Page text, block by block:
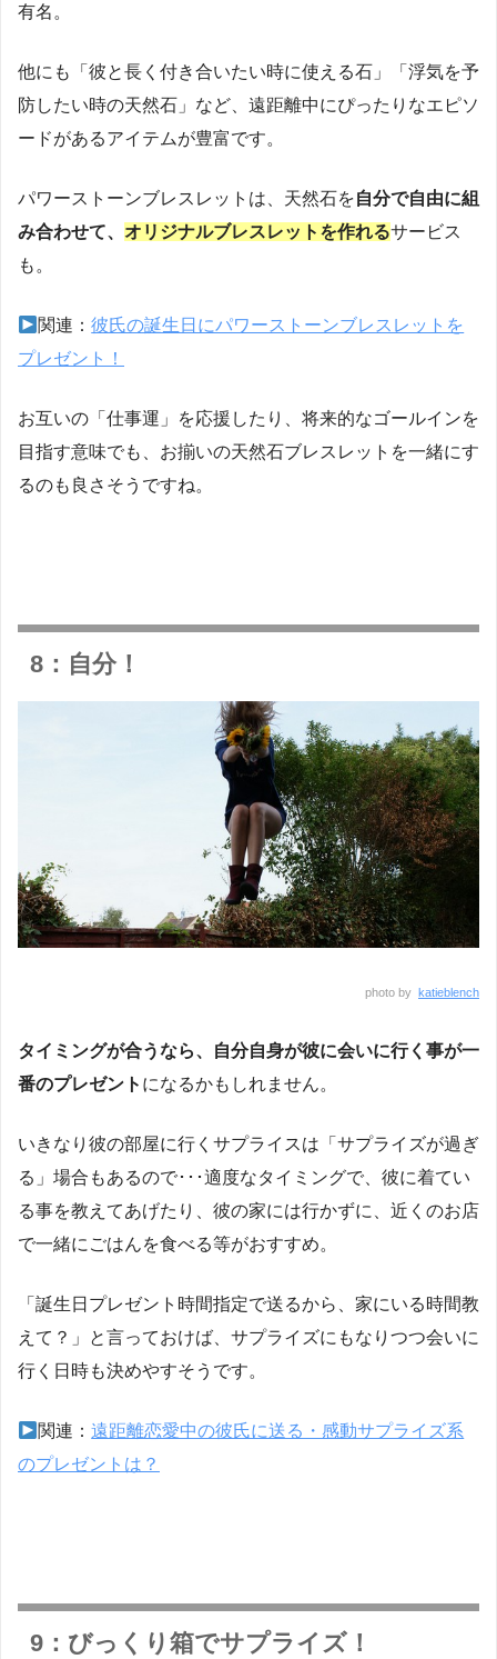
有名。
他にも「彼と長く付き合いたい時に使える石」「浮気を予
防したい時の天然石」など、遠距離中にぴったりなエピソ
ードがあるアイテムが豊富です。
パワーストーンブレスレットは、天然石を自分で自由に組
み合わせて、 オリジナルブレスレットを作れるサービス
も。
関連：彼氏の誕生日にパワーストーンブレスレットを
プレゼント！
お互いの「仕事運」を応援したり、将来的なゴールインを
目指す意味でも、お揃いの天然石ブレスレットを一緒にす
るのも良さそうですね。
8：自分！
photo by katieblench
タイミングが合うなら、自分自身が彼に会いに行く事が一
番のプレゼント になるかもしれません。
いきなり彼の部屋に行くサプライスは「サプライズが過ぎ
る」場合もあるので･･･適度なタイミングで、彼に着てい
る事を教えてあげたり、彼の家には行かずに、近くのお店
で一緒にごはんを食べる等がおすすめ。
「誕生日プレゼント時間指定で送るから、家にいる時間教
えて？」と言っておけば、サプライズにもなりつつ会いに
行く日時も決めやすそうです。
関連：遠距離恋愛中の彼氏に送る・感動サプライズ系
のプレゼントは？
9：びっくり箱でサプライズ！